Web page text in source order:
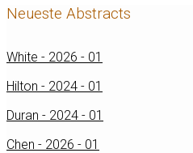
Neueste Abstracts
White - 2026 - 01
Hilton - 2024 - 01
Duran - 2024 - 01
Chen - 2026 - 01